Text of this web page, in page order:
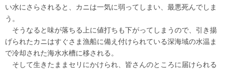
い水にさらされると、カニは一気に弱ってしまい、最悪死んでしま
う。
そうなると味が落ちる上に値打ちも下がってしまうので、引き揚
げられたカニはすぐさま漁船に備え付けられている深海域の水温ま
で冷却された海水水槽に移される。
そして生きたままセリにかけられ、皆さんのところに届けられる